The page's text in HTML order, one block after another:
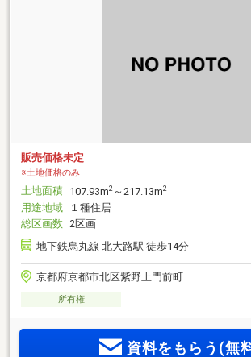
販売価格未定
※土地価格のみ
土地面積 107.93m2 ～217.13m2
用途地域
１種住居
総区画数 2区画
地下鉄烏丸線 北大路駅 徒歩14分
京都府京都市北区紫野上門前町
所有権
資料をもらう(無